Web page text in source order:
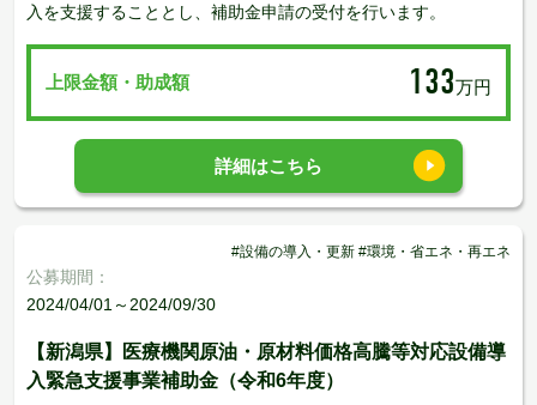
入を支援することとし、補助金申請の受付を行います。
上限金額・助成額 133万円
詳細はこちら
#設備の導入・更新 #環境・省エネ・再エネ
公募期間：
2024/04/01～2024/09/30
【新潟県】医療機関原油・原材料価格高騰等対応設備導
入緊急支援事業補助金（令和6年度）